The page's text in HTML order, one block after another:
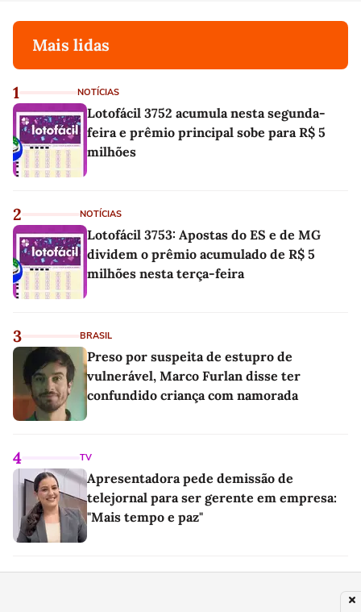
Mais lidas
1 NOTÍCIAS
Lotofácil 3752 acumula nesta segunda-
feira e prêmio principal sobe para R$ 5
milhões
2 NOTÍCIAS
Lotofácil 3753: Apostas do ES e de MG
dividem o prêmio acumulado de R$ 5
milhões nesta terça-feira
3 BRASIL
Preso por suspeita de estupro de
vulnerável, Marco Furlan disse ter
confundido criança com namorada
4 TV
Apresentadora pede demissão de
telejornal para ser gerente em empresa:
"Mais tempo e paz"
5